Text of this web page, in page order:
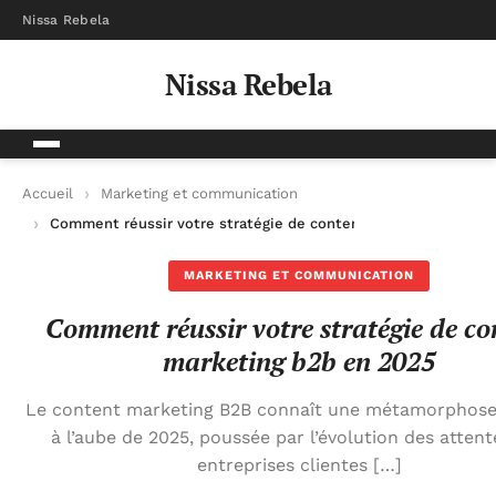
Nissa Rebela
Nissa Rebela
Accueil
Marketing et communication
Comment réussir votre stratégie de content marketing b2b
MARKETING ET COMMUNICATION
Comment réussir votre stratégie de
marketing b2b en 2025
Le content marketing B2B connaît une
à l’aube de 2025, poussée par l’évolution des
entreprises clientes […]